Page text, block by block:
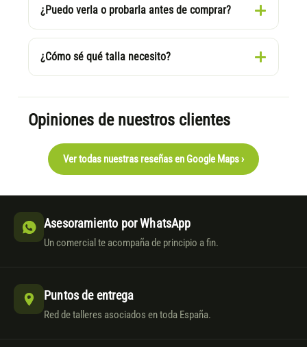
¿Puedo verla o probarla antes de comprar?
¿Cómo sé qué talla necesito?
Opiniones de nuestros clientes
Ver todas nuestras reseñas en Google Maps ›
Asesoramiento por WhatsApp
Un comercial te acompaña de principio a fin.
Puntos de entrega
Red de talleres asociados en toda España.